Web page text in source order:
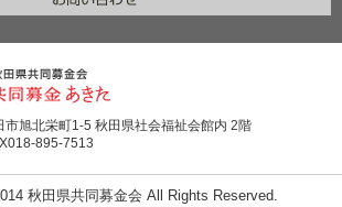
旭北栄町1-5 秋田県社会福祉会館内 2階
895-7513
秋田県共同募金会 All Rights Reserved.